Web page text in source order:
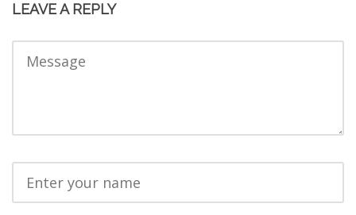
LEAVE A REPLY